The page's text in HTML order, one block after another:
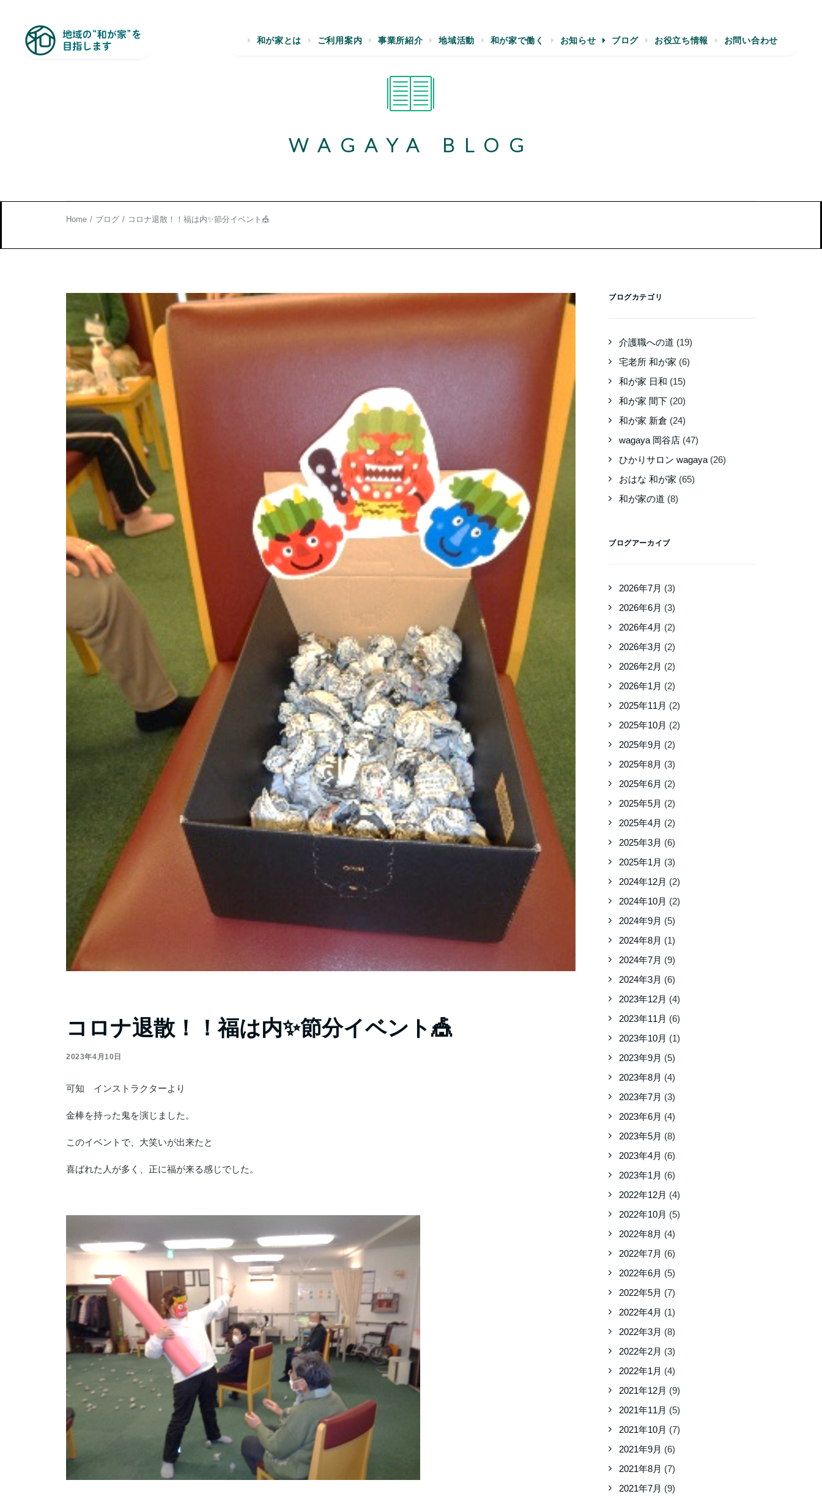
和が家とは ご利用案内 事業所紹介 地域活動 和が家で働く お知らせ ブログ お役立ち情報 お問い合わせ
WAGAYA BLOG
Home ブログ コロナ退散！！福は内✨節分イベント🎪
コロナ退散！！福は内✨節分イベント🎪
2023年4月10日
可知 インストラクターより
金棒を持った鬼を演じました。
このイベントで、大笑いが出来たと
喜ばれた人が多く、正に福が来る感じでした。
ブログカテゴリ
介護職への道 (19)
宅老所 和が家 (6)
和が家 日和 (15)
和が家 間下 (20)
和が家 新倉 (24)
wagaya 岡谷店 (47)
ひかりサロン wagaya (26)
おはな 和が家 (65)
和が家の道 (8)
ブログアーカイブ
2026年7月 (3)
2026年6月 (3)
2026年4月 (2)
2026年3月 (2)
2026年2月 (2)
2026年1月 (2)
2025年11月 (2)
2025年10月 (2)
2025年9月 (2)
2025年8月 (3)
2025年6月 (2)
2025年5月 (2)
2025年4月 (2)
2025年3月 (6)
2025年1月 (3)
2024年12月 (2)
2024年10月 (2)
2024年9月 (5)
2024年8月 (1)
2024年7月 (9)
2024年3月 (6)
2023年12月 (4)
2023年11月 (6)
2023年10月 (1)
2023年9月 (5)
2023年8月 (4)
2023年7月 (3)
2023年6月 (4)
2023年5月 (8)
2023年4月 (6)
2023年1月 (6)
2022年12月 (4)
2022年10月 (5)
2022年8月 (4)
2022年7月 (6)
2022年6月 (5)
2022年5月 (7)
2022年4月 (1)
2022年3月 (8)
2022年2月 (3)
2022年1月 (4)
2021年12月 (9)
2021年11月 (5)
2021年10月 (7)
2021年9月 (6)
2021年8月 (7)
2021年7月 (9)